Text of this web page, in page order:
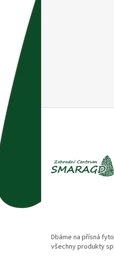
á
p
a
Dbáme na přísná
všechny produkty